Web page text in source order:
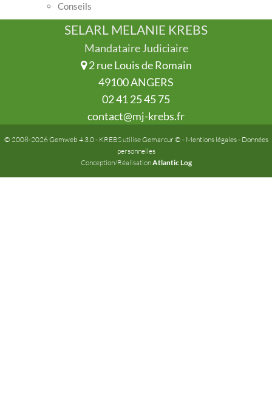
Conseils
SELARL MELANIE KREBS
Mandataire Judiciaire
2 rue Louis de Romain
49100 ANGERS
02 41 25 45 75
contact@mj-krebs.fr
© 2008-2026 Gemweb 4.3.0- KREBS utiliseGemarcur © - Mentions légales- Données
personnelles
Conception/RéalisationAtlantic Log